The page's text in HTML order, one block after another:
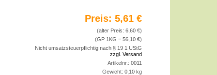
Preis:5,61 €
(alter Preis: 6,60 €)
(GP 1KG = 56,10 €)
Nicht umsatzsteuerpflichtig nach § 19 1 UStG
zzgl. Versand
Artikelnr.:0011
Gewicht:0,10 kg